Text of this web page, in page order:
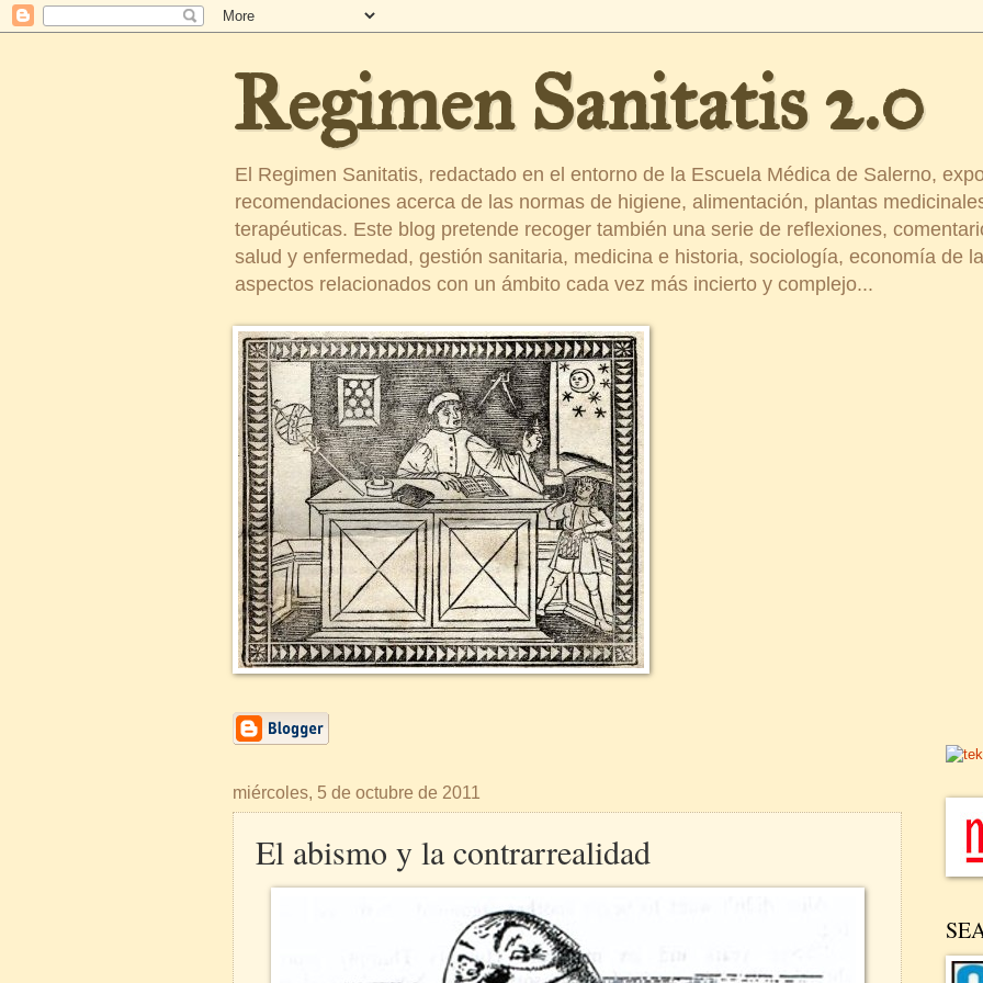
Regimen Sanitatis 2.0
El Regimen Sanitatis, redactado en el entorno de la Escuela Médica de Salerno,
recomendaciones acerca de las normas de higiene, alimentación, plantas
terapéuticas. Este blog pretende recoger también una serie de reflexiones,
salud y enfermedad, gestión sanitaria, medicina e historia, sociología, economía de
aspectos relacionados con un ámbito cada vez más incierto y complejo...
miércoles, 5 de octubre de 2011
El abismo y la contrarrealidad